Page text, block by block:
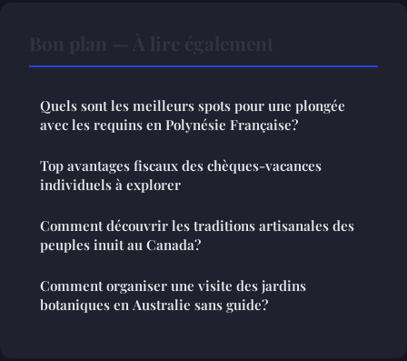
Quels sont les meilleurs spots pour une plongée
avec les requins en Polynésie Française?
Top avantages fiscaux des chèques-vacances
individuels à explorer
Comment découvrir les traditions artisanales des
peuples inuit au Canada?
Comment organiser une visite des jardins
botaniques en Australie sans guide?